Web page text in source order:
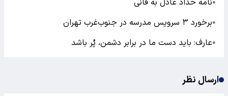
●
●برخورد ۳ سرویس مدرسه در جنوب‌غرب تهران
●عارف: باید دست ما در برابر دشمن، پُر باشد
ارسال نظر